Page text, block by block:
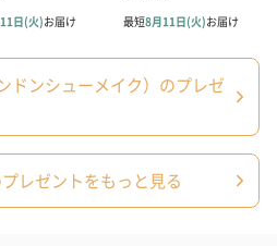
ドンシューメイク）のプレゼ
レゼントをもっと見る